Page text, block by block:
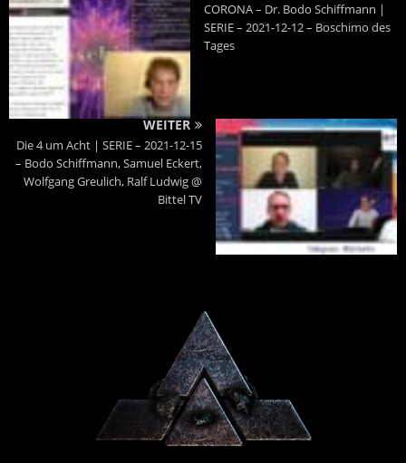
CORONA – Dr. Bodo Schiffmann |
SERIE – 2021-12-12 – Boschimo des
Tages
WEITER
Die 4 um Acht | SERIE – 2021-12-15
– Bodo Schiffmann, Samuel Eckert,
Wolfgang Greulich, Ralf Ludwig @
Bittel TV
Powered By :